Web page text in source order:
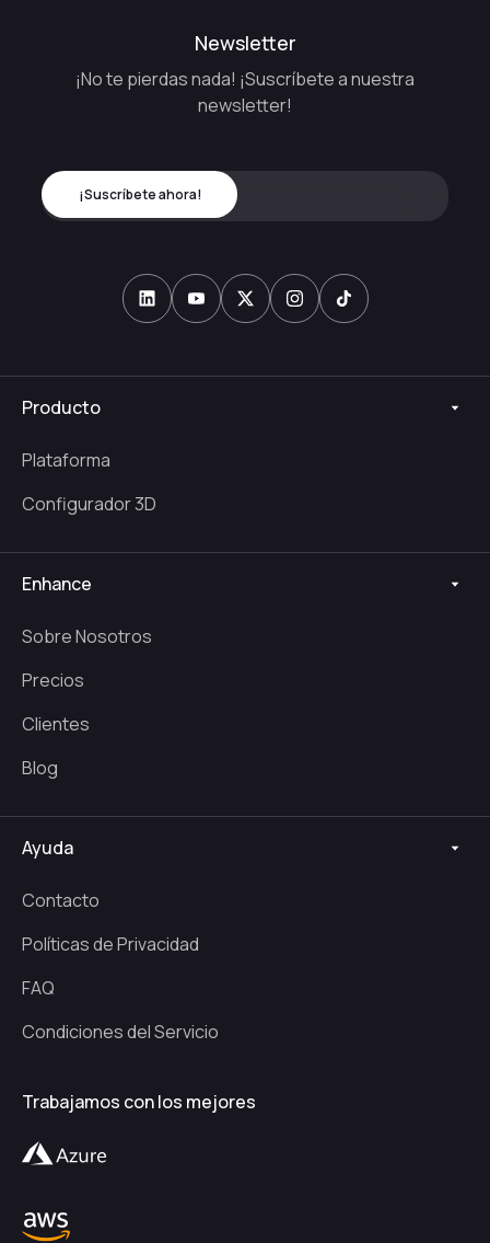
Newsletter
¡No te pierdas nada! ¡Suscríbete a nuestra
newsletter!
Producto
Plataforma
Configurador 3D
Enhance
Sobre Nosotros
Precios
Clientes
Blog
Ayuda
Contacto
Políticas de Privacidad
FAQ
Condiciones del Servicio
Trabajamos con los mejores